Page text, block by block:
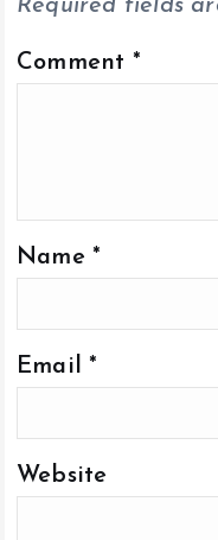
Required fields
Comment *
Name *
Email *
Website